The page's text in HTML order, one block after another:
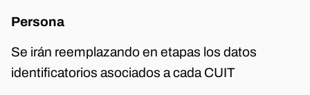
Persona
Se irán reemplazando en etapas los datos
identificatorios asociados a cada CUIT